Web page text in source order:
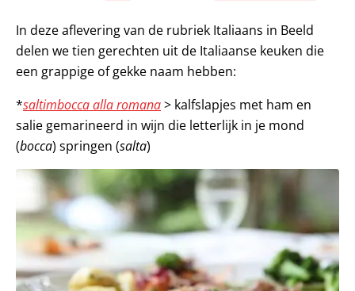
In deze aflevering van de rubriek Italiaans in Beeld
delen we tien gerechten uit de Italiaanse keuken die
een grappige of gekke naam hebben:
*saltimbocca alla romana> kalfslapjes met ham en
salie gemarineerd in wijn die letterlijk in je mond
(bocca) springen (salta)